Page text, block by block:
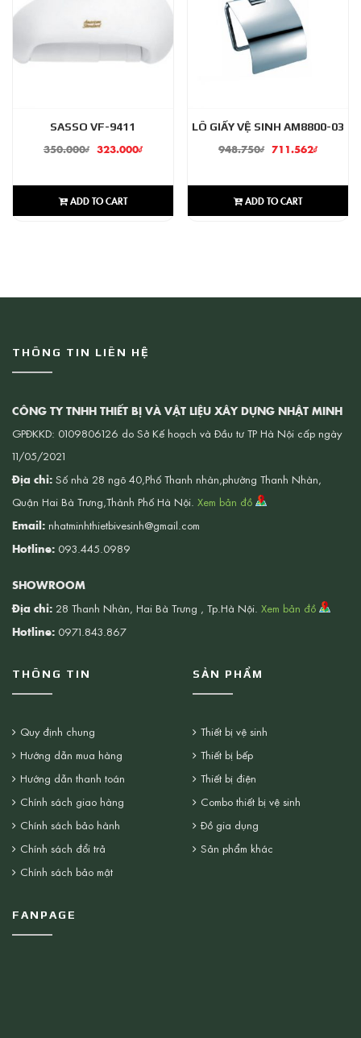
SASSO VF-9411
350.000₫ 323.000₫
ADD TO CART
LÔ GIẤY VỆ SINH AM8800-03
948.750₫ 711.562₫
ADD TO CART
THÔNG TIN LIÊN HỆ
CÔNG TY TNHH THIẾT BỊ VÀ VẬT LIỆU XÂY DỰNG NHẬT MINH
GPĐKKD: 0109806126 do Sở Kế hoạch và Đầu tư TP Hà Nội cấp ngày
11/05/2021
Địa chỉ: Số nhà 28 ngõ 40,Phố Thanh nhàn,phường Thanh Nhàn,
Quận Hai Bà Trưng,Thành Phố Hà Nội. Xem bản đồ
Email: nhatminhthietbivesinh@gmail.com
Hotline: 093.445.0989
SHOWROOM
Địa chỉ: 28 Thanh Nhàn, Hai Bà Trưng , Tp.Hà Nội. Xem bản đồ
Hotline: 0971.843.867
THÔNG TIN
Quy định chung
Hướng dẫn mua hàng
Hướng dẫn thanh toán
Chính sách giao hàng
Chính sách bảo hành
Chính sách đổi trả
Chính sách bảo mật
SẢN PHẨM
Thiết bị vệ sinh
Thiết bị bếp
Thiết bị điện
Combo thiết bị vệ sinh
Đồ gia dụng
Sản phẩm khác
FANPAGE